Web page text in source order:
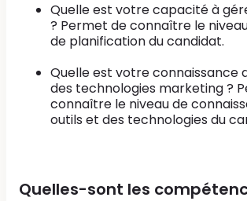
Quelle est votre capacité à
? Permet de connaître le
de planification du candidat.
Quelle est votre connaissance
des technologies marketing ?
connaître le niveau de
outils et des technologies du
Quelles-sont les